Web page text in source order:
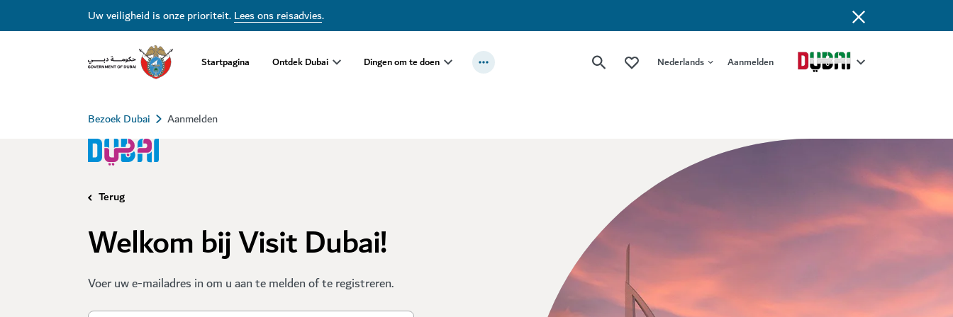
Uw veiligheid is onze prioriteit.Lees ons reisadvies.
Startpagina Ontdek Dubai Dingen om te doen Nederlands Aanmelden
Bezoek Dubai Aanmelden
Terug
Welkom bij Visit Dubai!
Voer uw e-mailadres in om u aan te melden of te registreren.